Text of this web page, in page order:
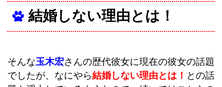
結婚しない理由とは！
そんな玉木宏さんの歴代彼女に現在の彼女の話題
でしたが、なにやら結婚しない理由とは！ との話